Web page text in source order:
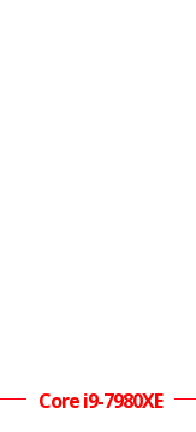
Core i9-7980XE